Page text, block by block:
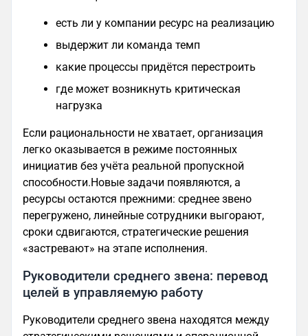
есть ли у компании ресурс на реализацию
выдержит ли команда темп
какие процессы придётся перестроить
где может возникнуть критическая
нагрузка
Если рациональности не хватает, организация
легко оказывается в режиме постоянных
инициатив без учёта реальной пропускной
способности.Новые задачи появляются, а
ресурсы остаются прежними: среднее звено
перегружено, линейные сотрудники выгорают,
сроки сдвигаются, стратегические решения
«застревают» на этапе исполнения.
Руководители среднего звена: перевод
целей в управляемую работу
Руководители среднего звена находятся между